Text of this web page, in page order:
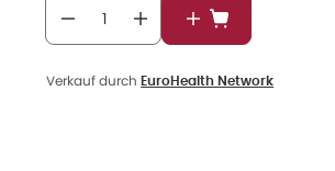
In den
Verkauf durch EuroHealth Network